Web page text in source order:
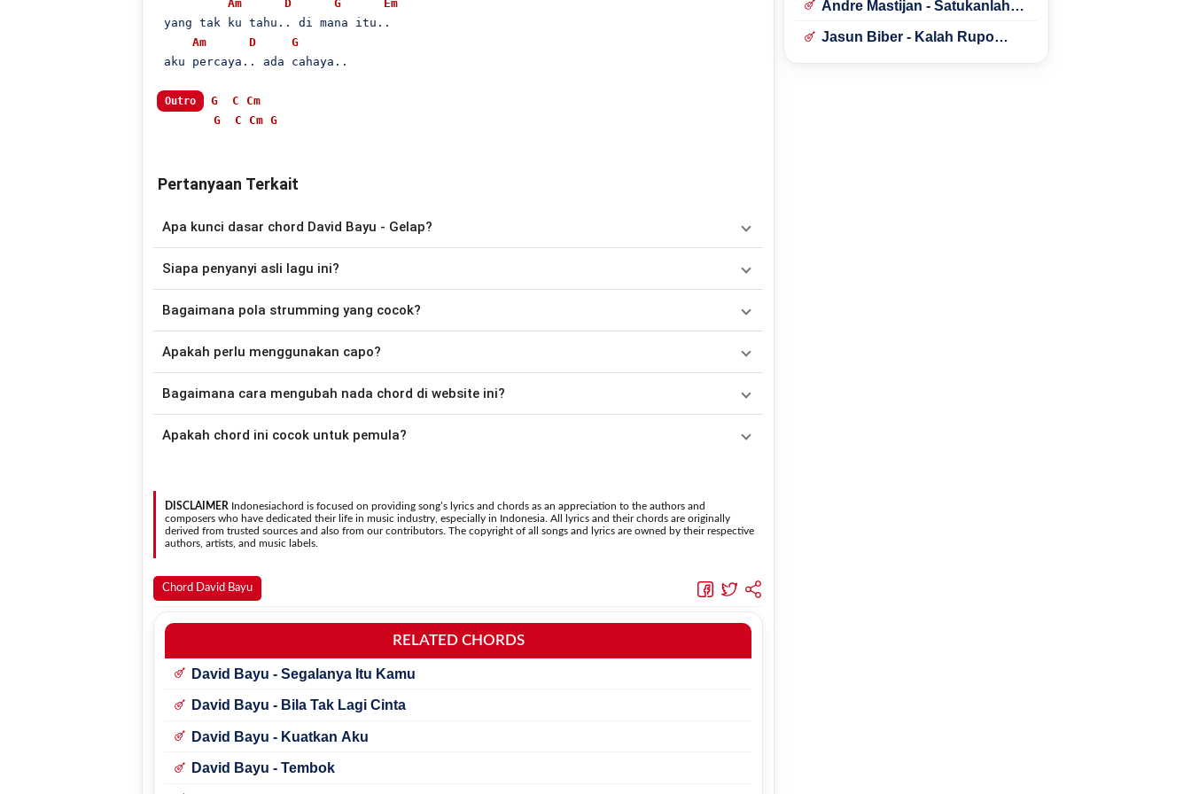
Am D G
Em
yang tak ku tahu.. di mana itu..
Am
D
G
aku percaya.. ada cahaya..
Outro G C
Cm
G
C Cm G
Pertanyaan Terkait
Apa kunci dasar chord David Bayu - Gelap?
disederhanakan sehingga lebih mudah dimainkan oleh pemula maupun gitaris yang ingin belajar
memainkan lagu ini.
Siapa penyanyi asli lagu ini?
gitar yang lebih mudah dimainkan tanpa mengubah alur lagu.
Bagaimana pola strumming yang cocok?
Down - Down - Up - Up - Down - Up
Apakah perlu menggunakan capo?
asli penyanyi, kamu dapat menggunakan fiturTranspose atau menambahkan capo sesuai kebutuhan.
Bagaimana cara mengubah nada chord di website ini?
nada. Seluruh chord akan berubah secara otomatis tanpa mengubah lirik sehingga kamu dapat
Apakah chord ini cocok untuk pemula?
DISCLAIMER Indonesiachord is focused on providing song’s lyrics and chords as an appreciation to the authors and
composers who have dedicated their life in music industry, especially in Indonesia. All lyrics and their chords are originally
derived from trusted sources and also from our contributors. The copyright of all songs and lyrics are owned by their respective
authors, artists, and music labels.
Chord David Bayu
RELATED CHORDS
David Bayu - Segalanya Itu Kamu
David Bayu - Bila Tak Lagi Cinta
David Bayu - Kuatkan Aku
David Bayu - Tembok
Andre Mastijan - Satukanlah
Jasun Biber - Kalah Rupo